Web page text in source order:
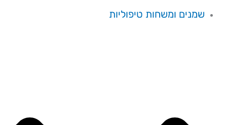
שמנים ומשחות טיפוליות